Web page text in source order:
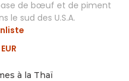
de bœuf et de piment
le sud des U.S.A.
à la Thaï